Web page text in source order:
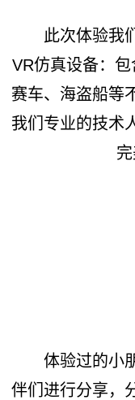
此次体验我们
VR仿真设备：
赛车、海盗船等
我们专业的技术
体验过的小朋
伴们进行分享，